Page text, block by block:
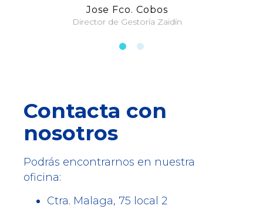
Farmacéutico
Contacta con
nosotros
Podrás encontrarnos en nuestra
oficina:
Ctra. Malaga, 75 local 2